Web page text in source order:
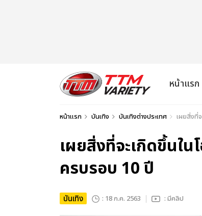
หน้าแรก
หน้าแรก บันเทิง บันเทิงต่างประเทศ เผยสิ่งที่
เผยสิ่งที่จะเกิดขึ้นใ
ครบรอบ 10 ปี
บันเทิง : 18 ก.ค. 2563 : มีคลิป